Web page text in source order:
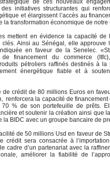
de ces nouveaux
initiatives structurantes qui
et élargissent l’accès au
la transformation économique de notre
mettent en évidence la capacité
clés. Ainsi au Sénégal, elle
en faveur de la Senelec.
de financement du commerce
pétroliers raffinés destinés à
énergétique fiable et à
de crédit de 80 millions Euros en
renforcera la capacité de
% de son portefeuille de prêts.
et soutenir la création ainsi que
la BIDC avec un groupe bancaire de
de 50 millions Usd en faveur de
crédit sera consacrée à
cadre d’un partenariat avec la
améliorer la fiabilité de